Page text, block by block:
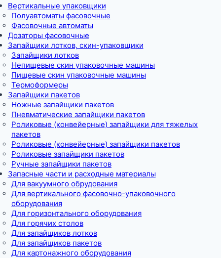
Вертикальные упаковщики
Полуавтоматы фасовочные
Фасовочные автоматы
Дозаторы фасовочные
Запайщики лотков, скин-упаковщики
Запайщики лотков
Непищевые скин упаковочные машины
Пищевые скин упаковочные машины
Термоформеры
Запайщики пакетов
Ножные запайщики пакетов
Пневматические запайщики пакетов
Роликовые (конвейерные) запайщики для тяжелых
пакетов
Роликовые (конвейерные) запайщики пакетов
Роликовые запайщики пакетов
Ручные запайщики пакетов
Запасные части и расходные материалы
Для вакуумного обрудования
Для вертикального фасовочно-упаковочного
оборудования
Для горизонтального оборудования
Для горячих столов
Для запайщиков лотков
Для запайщиков пакетов
Для картонажного оборудования